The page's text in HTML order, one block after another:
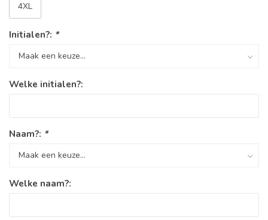
4XL
Initialen?: *
Welke initialen?:
Naam?: *
Welke naam?: